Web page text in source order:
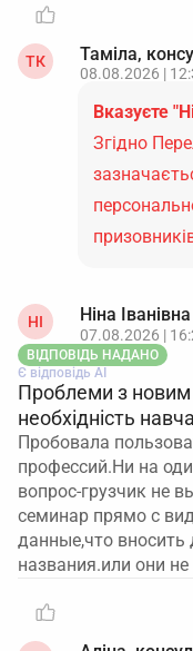
ТК Таміла,
08.08.2026 |
Вказуєте
Згідно
НІ Ніна Іванівна
07.08.2026 |
ВІДПОВІДЬ НАДАНО
Є відповідь АІ
Проблеми з новим
необхідність
Пробовала
профессий.Ни на
вопрос-грузчик не
семинар прямо с
данные,что вносить
названия.или они